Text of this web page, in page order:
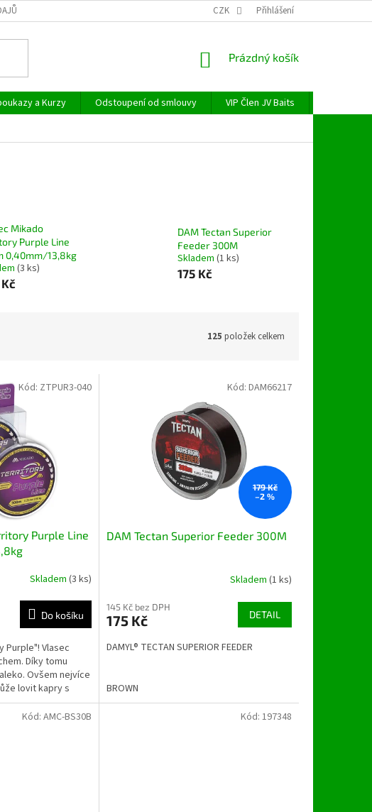
CZK Přihlášení
NÁKUPNÍ
Prázdný košík
a Kurzy Odstoupení od smlouvy VIP Člen JV Baits
Mikado
Purple Line
0,40mm/13,8kg
(3 ks)
DAM Tectan Superior
Feeder 300M
Skladem (1 ks)
175 Kč
125 položek celkem
Purple Line
Skladem (3 ks)
Do košíku
Purple"! Vlasec
Díky tomu
Ovšem nejvíce
lovit kapry s
Kód: ZTPUR3-040
179 Kč
–2 %
DAM Tectan Superior Feeder 300M
Skladem (1 ks)
145 Kč bez DPH
175 Kč DETAIL
DAMYL® TECTAN SUPERIOR FEEDER
BROWN
Kód: DAM66217
Kód: AMC-BS30B Kód: 197348